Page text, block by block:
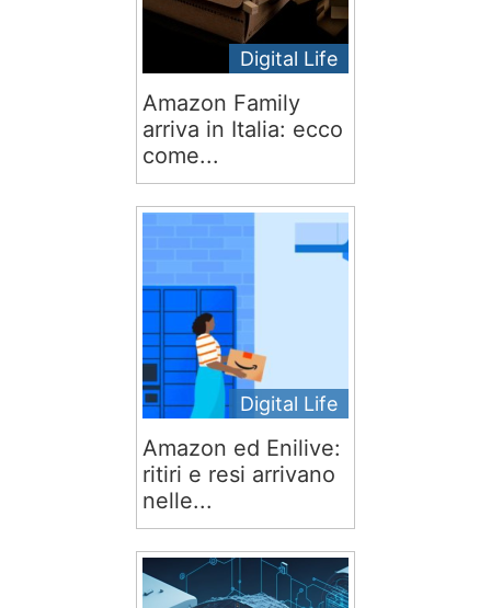
Digital Life
Amazon Family
arriva in Italia: ecco
come...
Digital Life
Amazon ed Enilive:
ritiri e resi arrivano
nelle...